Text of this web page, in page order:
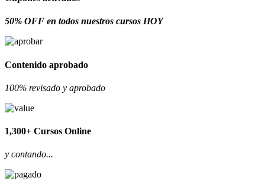
50% OFF en todos nuestros cursos HOY
Contenido aprobado
100% revisado y aprobado
1,300+ Cursos Online
y contando...